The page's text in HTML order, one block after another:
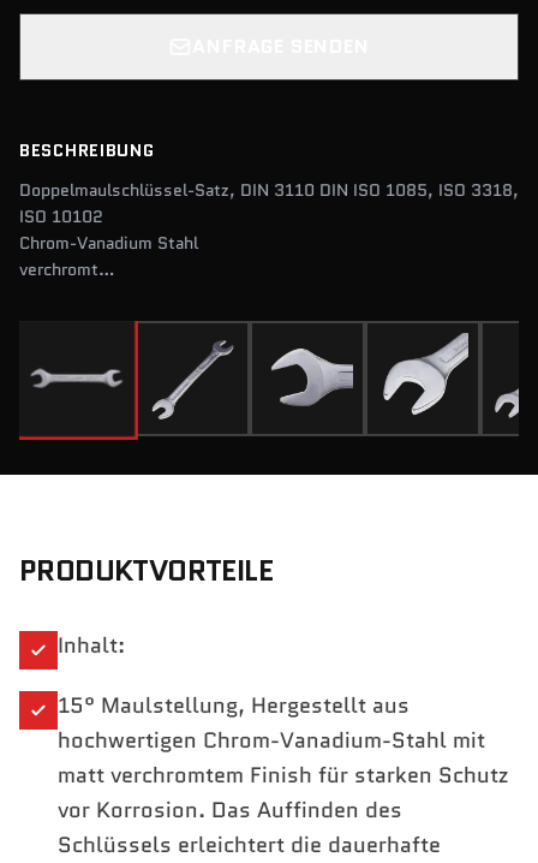
BESCHREIBUNG
Doppelmaulschlüssel-Satz, DIN 3110 DIN ISO 1085, ISO 3318,
ISO 10102
Chrom-Vanadium Stahl
verchromt
PRODUKTVORTEILE
Inhalt:
15° Maulstellung, Hergestellt aus
hochwertigen Chrom-Vanadium-Stahl mit
matt verchromtem Finish für starken Schutz
vor Korrosion. Das Auffinden des
Schlüssels erleichtert die dauerhafte